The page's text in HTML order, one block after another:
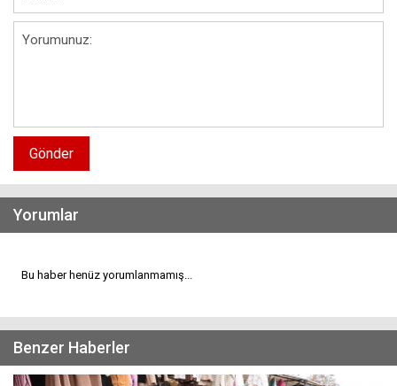
Gönder
Yorumlar
Bu haber henüz yorumlanmamış...
Benzer Haberler